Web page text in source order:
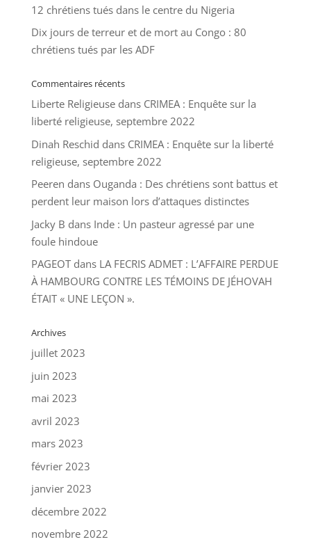
12 chrétiens tués dans le centre du Nigeria
Dix jours de terreur et de mort au Congo : 80
chrétiens tués par les ADF
Commentaires récents
Liberte Religieusedans CRIMEA : Enquête sur la
liberté religieuse, septembre 2022
Dinah Reschid dans CRIMEA : Enquête sur la liberté
religieuse, septembre 2022
Peeren dans Ouganda : Des chrétiens sont battus et
perdent leur maison lors d’attaques distinctes
Jacky B dans Inde : Un pasteur agressé par une
foule hindoue
PAGEOTdans LA FECRIS ADMET : L’AFFAIRE PERDUE
À HAMBOURG CONTRE LES TÉMOINS DE JÉHOVAH
ÉTAIT « UNE LEÇON ».
Archives
juillet 2023
juin 2023
mai 2023
avril 2023
mars 2023
février 2023
janvier 2023
décembre 2022
novembre 2022